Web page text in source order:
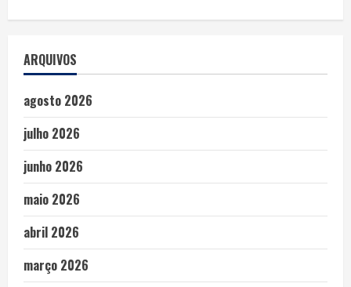
ARQUIVOS
agosto 2026
julho 2026
junho 2026
maio 2026
abril 2026
março 2026